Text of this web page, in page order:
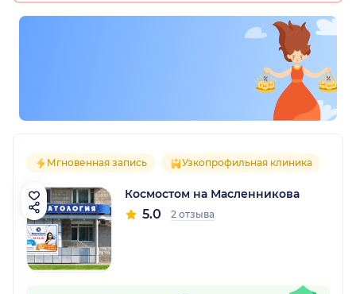
Мгновенная запись Узкопрофильная клиника
Космостом на Масленникова
5.0 2 отзыва